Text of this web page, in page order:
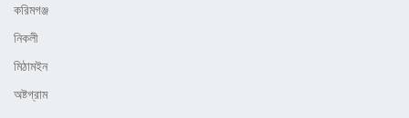
করিমগঞ্জ
নিকলী
মিঠামইন
অষ্টগ্রাম